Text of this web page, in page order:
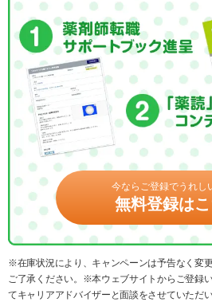
今ならご登録でうれし
無料登録は
※在庫状況により、キャンペーンは予告なく変
ご了承ください。※本ウェブサイトからご登録
てキャリアアドバイザーと面談をさせていただ